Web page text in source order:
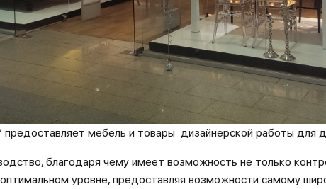
мебель и товары дизайнерской работы для
благодаря чему имеет возможность не только
уровне, предоставляя возможности самому